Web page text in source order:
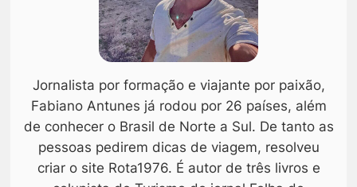
Jornalista por formação e viajante por paixão,
Fabiano Antunes já rodou por 26 países, além
de conhecer o Brasil de Norte a Sul. De tanto as
pessoas pedirem dicas de viagem, resolveu
criar o site Rota1976. É autor de três livros e